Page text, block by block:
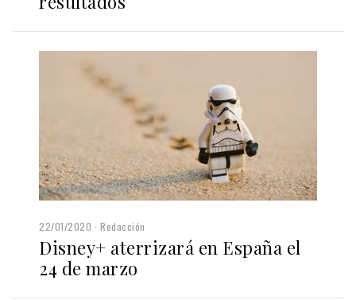
22/01/2020 Redacción
Disney+ aterrizará en España el
24 de marzo